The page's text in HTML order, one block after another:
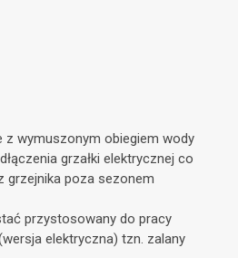
wymuszonym obiegiem wody
grzałki elektrycznej co
grzejnika poza sezonem
przystosowany do pracy
elektryczna) tzn. zalany